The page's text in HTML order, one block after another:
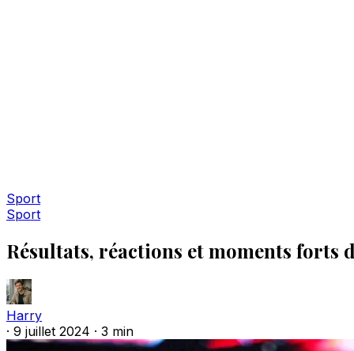
Sport
Sport
Résultats, réactions et moments forts
Harry
· 9 juillet 2024 · 3 min